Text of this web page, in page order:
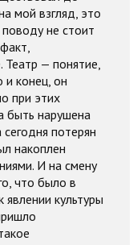
мой взгляд, это
не стоит
Театр — понятие,
и конец, он
при этих
быть нарушена
потерян
накоплен
И на смену
что было в
явлении культуры